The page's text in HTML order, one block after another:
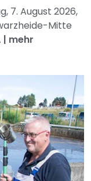
7. August 2026,
Mitte
| mehr